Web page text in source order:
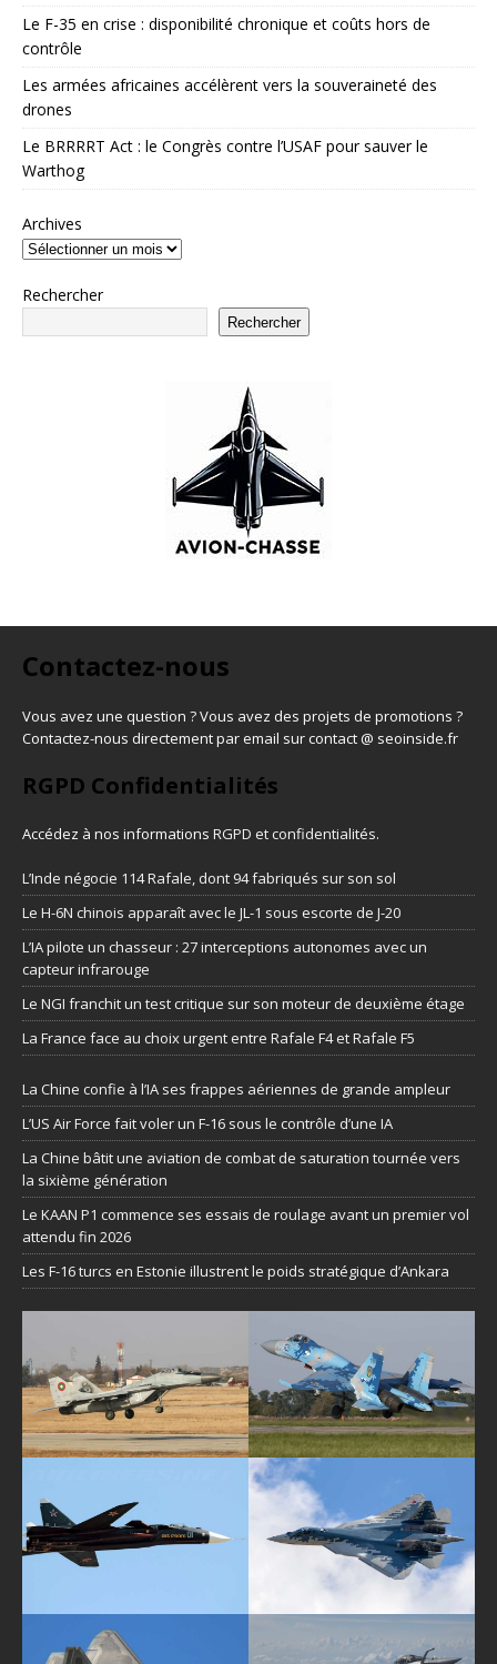
Le F-35 en crise : disponibilité chronique et coûts hors de
contrôle
Les armées africaines accélèrent vers la souveraineté des
drones
Le BRRRRT Act : le Congrès contre l’USAF pour sauver le
Warthog
Archives
Rechercher
Rechercher
Contactez-nous
Vous avez une question ? Vous avez des projets de promotions ?
Contactez-nous directement par email sur contact @ seoinside.fr
RGPD Confidentialités
Accédez à nos informations RGPD et confidentialités.
L’Inde négocie 114 Rafale, dont 94 fabriqués sur son sol
Le H-6N chinois apparaît avec le JL-1 sous escorte de J-20
L’IA pilote un chasseur : 27 interceptions autonomes avec un
capteur infrarouge
Le NGI franchit un test critique sur son moteur de deuxième étage
La France face au choix urgent entre Rafale F4 et Rafale F5
La Chine confie à l’IA ses frappes aériennes de grande ampleur
L’US Air Force fait voler un F-16 sous le contrôle d’une IA
La Chine bâtit une aviation de combat de saturation tournée vers
la sixième génération
Le KAAN P1 commence ses essais de roulage avant un premier vol
attendu fin 2026
Les F-16 turcs en Estonie illustrent le poids stratégique d’Ankara